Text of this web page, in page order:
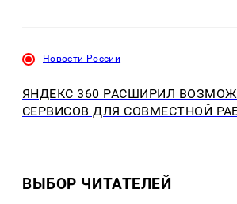
Новости России
ЯНДЕКС 360 РАСШИРИЛ
СЕРВИСОВ ДЛЯ СОВМЕСТНОЙ
ВЫБОР ЧИТАТЕЛЕЙ